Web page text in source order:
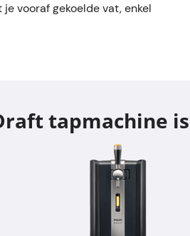
vooraf gekoelde vat, enkel
tapmachine